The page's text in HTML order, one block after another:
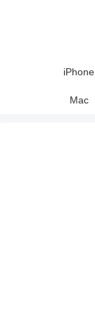
iPhone
Mac